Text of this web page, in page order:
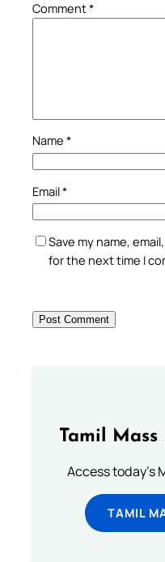
Comment*
Name *
Email*
Save my name,
for the next time I
Tamil Mass
Access today's
TAMIL